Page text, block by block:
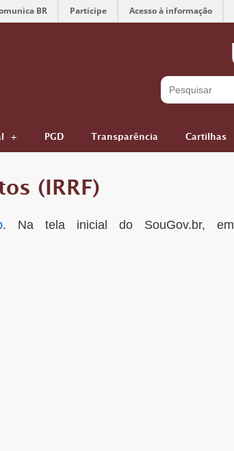
BR Participe Acesso à informação
PGD Transparência Cartilhas
(IRRF)
. Na tela inicial do SouGov.br, em